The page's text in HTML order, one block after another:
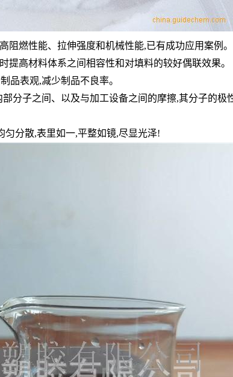
燃性能、拉伸强度和机械性能,已有成功应用案例 。
高材料体系之间相容性和对填料的较好偶联效果。
表观,减少制品不良率。
分子之间、以及与加工设备之间的摩擦,其分子的
匀分散,表里如一,平整如镜,尽显光泽!